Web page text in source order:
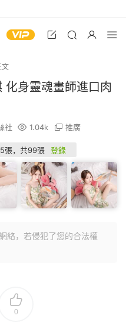
文
身靈魂畫師進口肉
社 1.04k 推廣
張，共99張 登錄
絡，若侵犯了您的合法權
0